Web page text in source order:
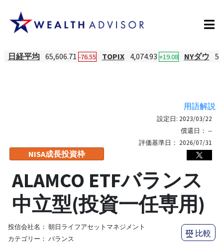
日経平均 65,606.71 -76.55 TOPIX 4,074.93 +19.08 NYダウ
用語解説
NISA成長投資枠
設定日: 2023/03/22
償還日： --
評価基準日： 2026/07/31
ALAMCO ETFバランス
中立型(投資一任専用)
投信会社名： 朝日ライフアセットマネジメント
カテゴリー： バランス
比較